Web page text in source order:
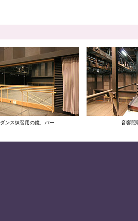
ダンス練習用の鏡、バー 音響照